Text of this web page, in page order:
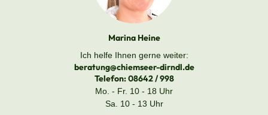
Marina Heine
Ich helfe Ihnen gerne weiter:
beratung@chiemseer-dirndl.de
Telefon:08642 / 998
Mo. - Fr. 10 - 18 Uhr
Sa. 10 - 13 Uhr